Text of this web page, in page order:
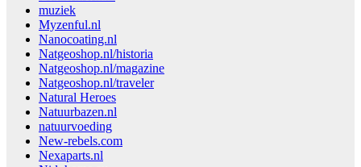
muziek
Myzenful.nl
Nanocoating.nl
Natgeoshop.nl/historia
Natgeoshop.nl/magazine
Natgeoshop.nl/traveler
Natural Heroes
Natuurbazen.nl
natuurvoeding
New-rebels.com
Nexaparts.nl